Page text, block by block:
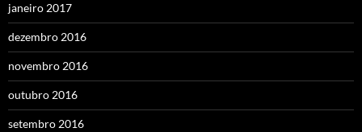
janeiro 2017
dezembro 2016
novembro 2016
outubro 2016
setembro 2016